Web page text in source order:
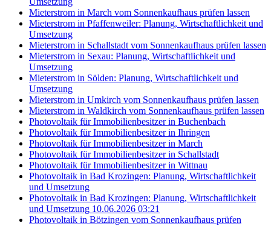
Mieterstrom in March vom Sonnenkaufhaus prüfen lassen
Mieterstrom in Pfaffenweiler: Planung, Wirtschaftlichkeit und
Umsetzung
Mieterstrom in Schallstadt vom Sonnenkaufhaus prüfen lassen
Mieterstrom in Sexau: Planung, Wirtschaftlichkeit und
Umsetzung
Mieterstrom in Sölden: Planung, Wirtschaftlichkeit und
Umsetzung
Mieterstrom in Umkirch vom Sonnenkaufhaus prüfen lassen
Mieterstrom in Waldkirch vom Sonnenkaufhaus prüfen lassen
Photovoltaik für Immobilienbesitzer in Buchenbach
Photovoltaik für Immobilienbesitzer in Ihringen
Photovoltaik für Immobilienbesitzer in March
Photovoltaik für Immobilienbesitzer in Schallstadt
Photovoltaik für Immobilienbesitzer in Wittnau
Photovoltaik in Bad Krozingen: Planung, Wirtschaftlichkeit
und Umsetzung
Photovoltaik in Bad Krozingen: Planung, Wirtschaftlichkeit
und Umsetzung 10.06.2026 03:21
Photovoltaik in Bötzingen vom Sonnenkaufhaus prüfen